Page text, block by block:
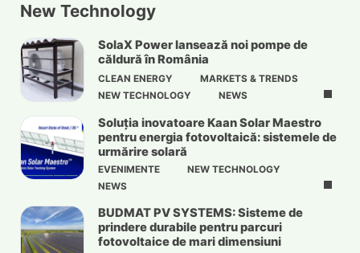
New Technology
SolaX Power lansează noi pompe de
căldură în România
CLEAN ENERGY
MARKETS & TRENDS
NEW TECHNOLOGY
NEWS
Soluția inovatoare Kaan Solar Maestro
pentru energia fotovoltaică: sistemele de
urmărire solară
EVENIMENTE
NEW TECHNOLOGY
NEWS
BUDMAT PV SYSTEMS: Sisteme de
prindere durabile pentru parcuri
fotovoltaice de mari dimensiuni